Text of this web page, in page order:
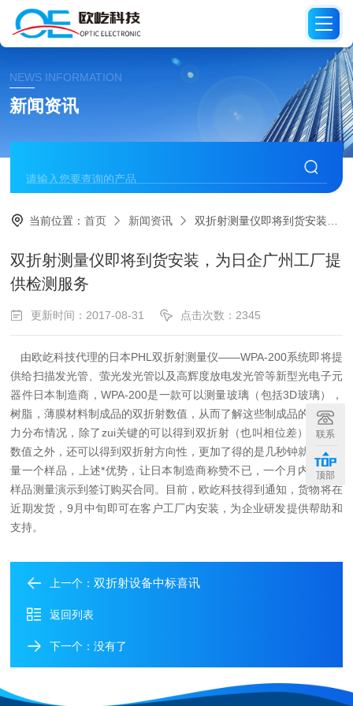
NEWS INFORMATION
新闻资讯
当前位置：首页 新闻资讯 双折射测量仪即将到货安装，为日企广州工厂提供检测服务
双折射测量仪即将到货安装，为日企广州工厂提
供检测服务
更新时间：2017-08-31 点击次数：2345
由欧屹科技代理的日本PHL双折射测量仪——WPA-200系统即将提
供给扫描发光管、萤光发光管以及高辉度放电发光管等新型光电子元
器件日本制造商，WPA-200是一款可以测量玻璃（包括3D玻璃），
树脂，薄膜材料制成品的双折射数值，从而了解这些制成品的内部应
力分布情况，除了zui关键的可以得到双折射（也叫相位差）的具体
数值之外，还可以得到双折射方向性，更加了得的是几秒钟就可以测
量一个样品，上述*优势，让日本制造商称赞不已，一个月内实现从
样品测量演示到签订购买合同。目前，欧屹科技得到通知，货物将在
近期发货，9月中旬即可在客户工厂内安装，为企业研发提供帮助和
支持。
上一个：双折射设备中标喜讯
返回列表
下一个：没有了
联系
顶部